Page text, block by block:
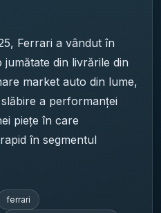
Ferrari a vândut în
jumătate din livrările din
market auto din lume,
a performanței
piețe în care
în segmentul
ferrari